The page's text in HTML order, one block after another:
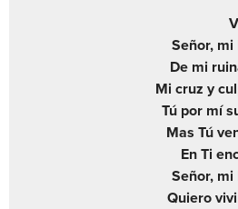
Señor, mi
De mi
Mi cruz y
Tú por mí
Mas Tú
En Ti
Señor, mi
Quiero